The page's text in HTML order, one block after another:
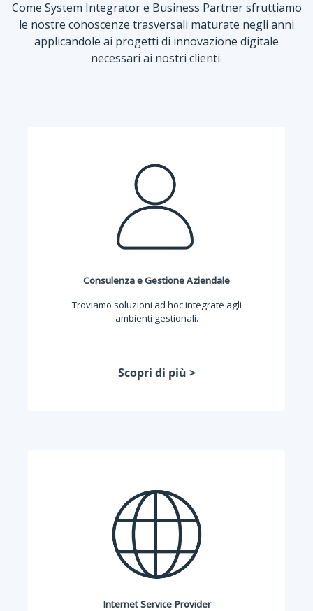
Come System Integrator e Business Partner sfruttiamo
le nostre conoscenze trasversali maturate negli anni
applicandole ai progetti di innovazione digitale
necessari ai nostri clienti.
Consulenza e Gestione Aziendale
Troviamo soluzioni ad hoc integrate agli
ambienti gestionali.
Scopri di più >
Internet Service Provider